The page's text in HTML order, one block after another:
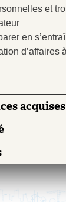
et
en
d’affaires
acquises